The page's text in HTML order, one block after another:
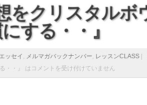
をクリスタルボ
する・・』
ッセイ , メルマガバックナンバー, レッスンCLASS
・・』 は コメントを受け付けていません